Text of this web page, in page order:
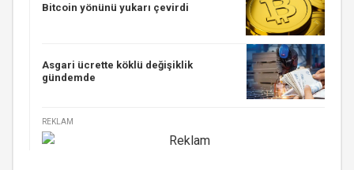
Bitcoin yönünü yukarı çevirdi
Asgari ücrette köklü değişiklik
gündemde
REKLAM